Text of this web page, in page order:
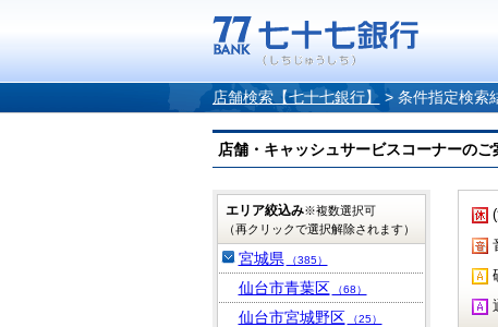
店舗検索【七十七銀行】 > 条件指定検索
店舗・キャッシュサービスコーナーの
エリア絞込み※複数選択可
（再クリックで選択解除されます）
宮城県 （385）
仙台市青葉区 （68）
仙台市宮城野区 （25）